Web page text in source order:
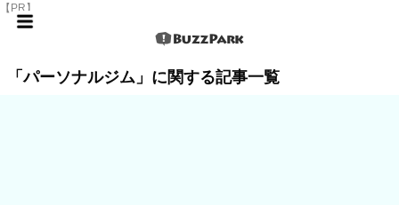
【PR】
「パーソナルジム」に関する記事一覧